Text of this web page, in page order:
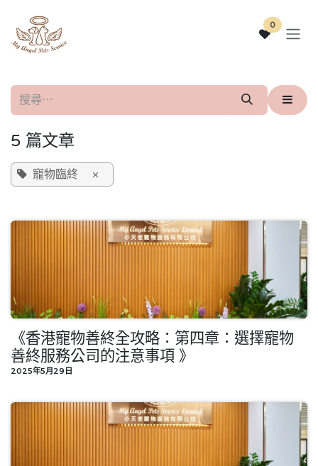
0
5 篇文章
寵物臨終 ×
《香港寵物善終全攻略：第四章：選擇寵物
善終服務公司的注意事項 》
2025年5月29日